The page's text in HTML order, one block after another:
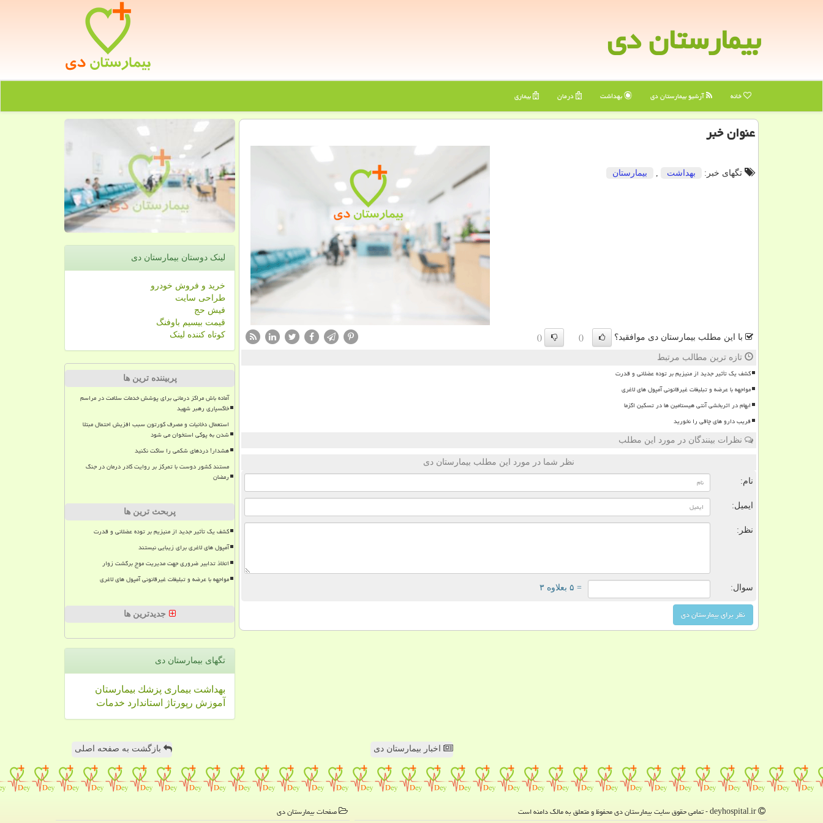
بیمارستان دی
خانه آرشیو بیمارستان دی بهداشت درمان بیماری
عنوان خبر
تگهای خبر: بهداشت , بیمارستان
با این مطلب بیمارستان دی موافقید؟ ()
()
تازه ترین مطالب مرتبط
کشف یک تأثیر جدید از منیزیم بر توده عضلانی و قدرت
مواجهه با عرضه و تبلیغات غیرقانونی آمپول های لاغری
ابهام در اثربخشی آنتی هیستامین ها در تسکین اگزما
فریب دارو های چاقی را نخورید
نظرات بینندگان در مورد این مطلب
نظر شما در مورد این مطلب بیمارستان دی
نام:
ایمیل:
نظر:
سوال: = ۵ بعلاوه ۳
لینک دوستان بیمارستان دی
خرید و فروش خودرو
طراحی سایت
فیش حج
قیمت بیسیم باوفنگ
کوتاه کننده لینک
پربیننده ترین ها
آماده باش مراکز درمانی برای پوشش خدمات سلامت در مراسم
خاکسپاری رهبر شهید
استعمال دخانیات و مصرف کورتون سبب افزیش احتمال مبتلا
شدن به پوکی استخوان می شود
هشدار! دردهای شکمی را ساکت نکنید
مستند کشور دوست با تمرکز بر روایت کادر درمان در جنگ
رمضان
پربحث ترین ها
کشف یک تأثیر جدید از منیزیم بر توده عضلانی و قدرت
آمپول های لاغری برای زیبایی نیستند
اتخاذ تدابیر ضروری جهت مدیریت موج برگشت زوار
مواجهه با عرضه و تبلیغات غیرقانونی آمپول های لاغری
جدیدترین ها
تگهای بیمارستان دی
بهداشت بیماری پزشك بیمارستان
آموزش رپورتاژ استاندارد خدمات
اخبار بیمارستان دی بازگشت به صفحه اصلی
صفحات بیمارستان دی